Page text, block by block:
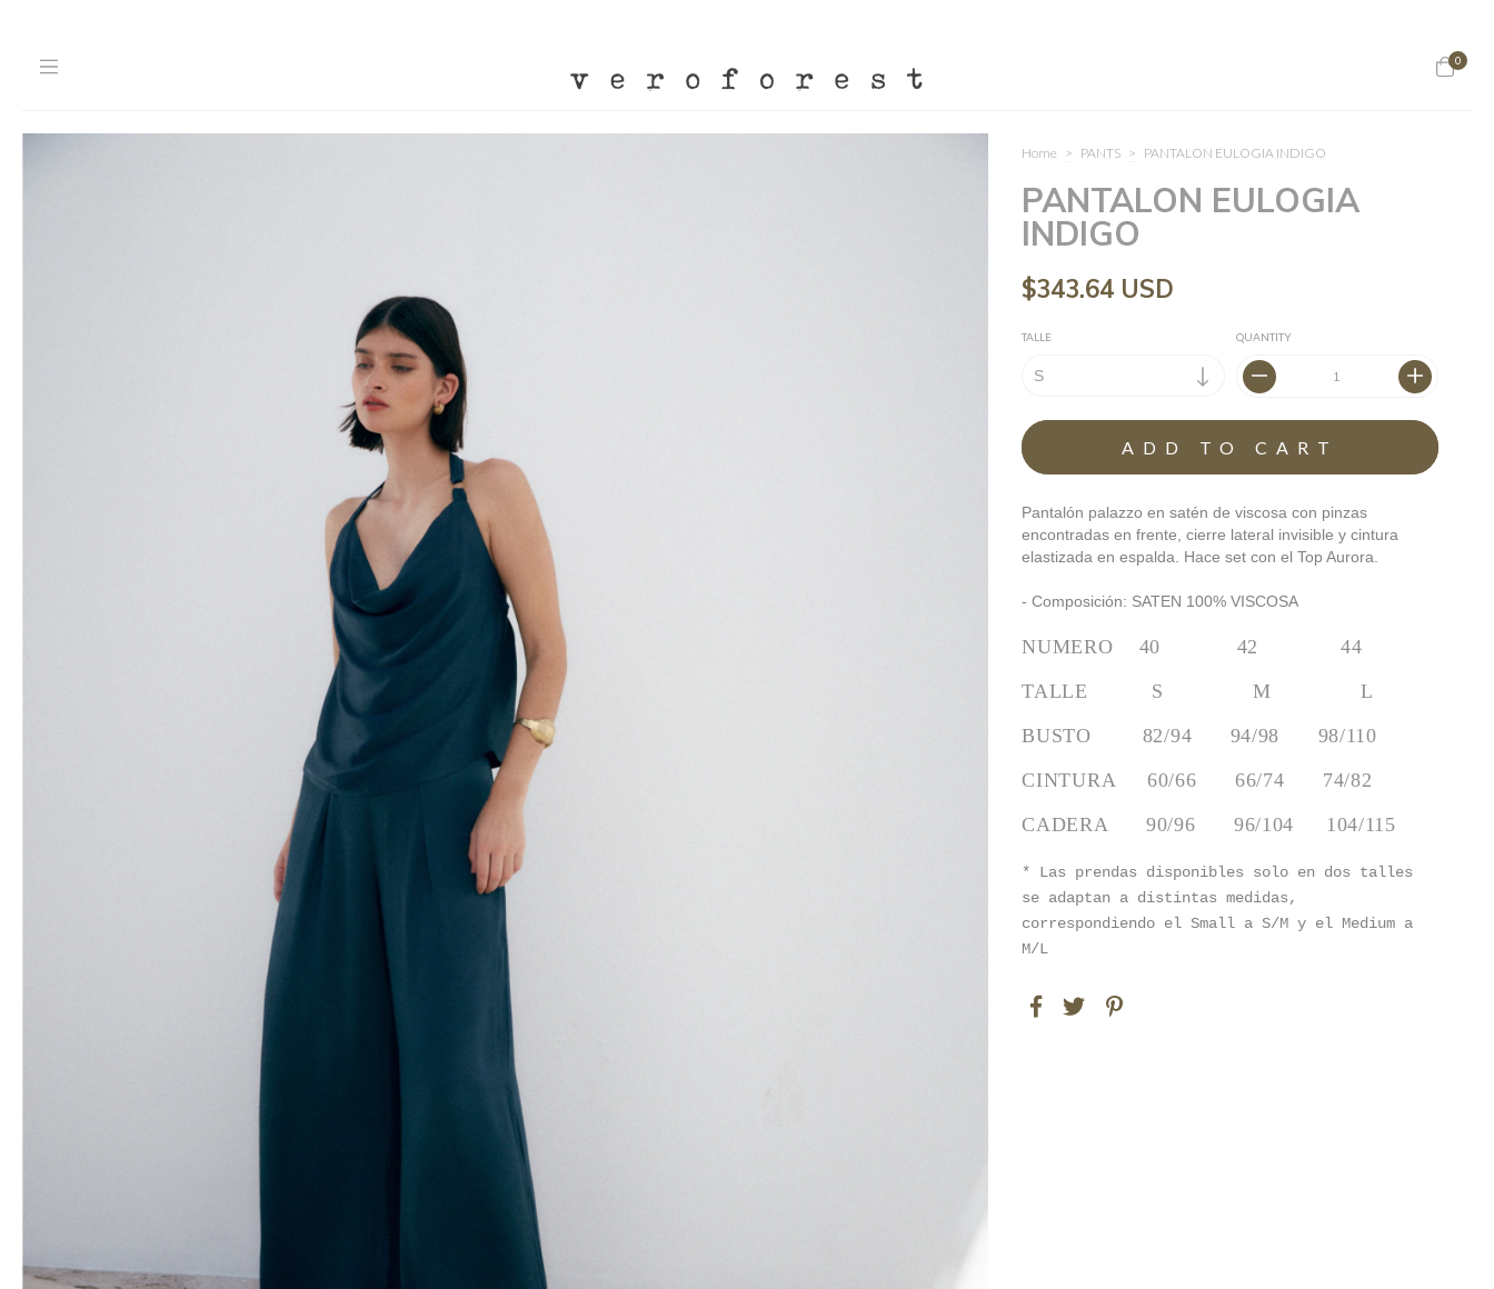
0
Home > PANTS > PANTALON EULOGIA INDIGO
PANTALON EULOGIA
INDIGO
$343.64 USD
TALLE QUANTITY
Pantalón palazzo en satén de viscosa con pinzas
encontradas en frente, cierre lateral invisible y cintura
elastizada en espalda. Hace set con el Top Aurora.
- Composición: SATEN 100% VISCOSA
NUMERO    40            42             44
TALLE          S              M              L
BUSTO        82/94      94/98      98/110
CINTURA     60/66      66/74      74/82
CADERA      90/96      96/104     104/115
* Las prendas disponibles solo en dos talles
se adaptan a distintas medidas,
correspondiendo el Small a S/M y el Medium a
M/L